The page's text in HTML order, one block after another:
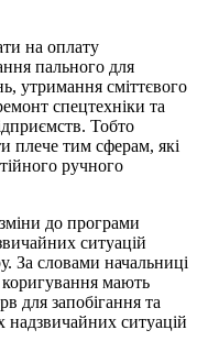
на оплату
пального для
утримання сміттєвого
спецтехніки та
Тобто
плече тим сферам, які
ручного
до програми
ситуацій
За словами начальниці
коригування мають
для запобігання та
надзвичайних ситуацій